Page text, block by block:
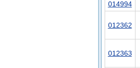
014994
012362
012363